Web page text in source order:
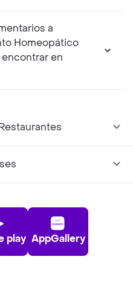
a
Homeopático
en
play AppGallery